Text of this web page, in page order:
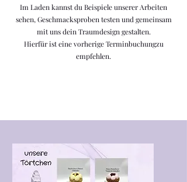
Im Laden kannst du Beispiele unserer Arbeiten
sehen, Geschmacksproben testen und gemeinsam
mit uns dein Traumdesign gestalten.
Hierfür ist eine vorherige Terminbuchungzu
empfehlen.